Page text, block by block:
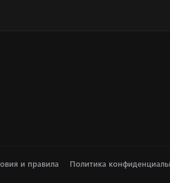
и правила Политика